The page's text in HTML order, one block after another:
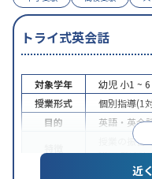
トライ式英会話
対象学年 幼児 小1 ~ 6
授業形式
個別指導(1
目的
英語・英会
授業の振替
講可発達障
近